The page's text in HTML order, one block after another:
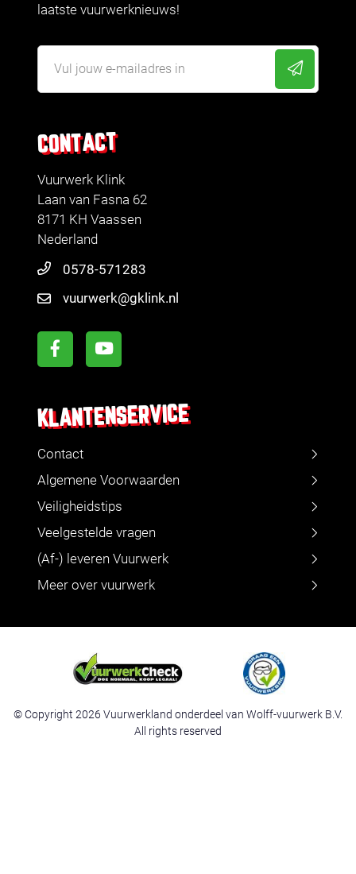
CONTACT
Vuurwerk Klink
Laan van Fasna 62
8171 KH Vaassen
Nederland
0578-571283
vuurwerk@gklink.nl
KLANTENSERVICE
Contact
Algemene Voorwaarden
Veiligheidstips
Veelgestelde vragen
(Af-) leveren Vuurwerk
Meer over vuurwerk
laatste vuurwerknieuws!
© Copyright 2026 Vuurwerkland onderdeel van Wolff-vuurwerk B.V.
All rights reserved